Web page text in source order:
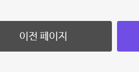
이전 페이지